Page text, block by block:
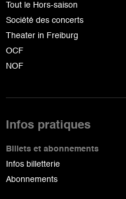
Tout le Hors-saison
Société des concerts
Theater in Freiburg
OCF
NOF
Infos pratiques
Billets et abonnements
Infos billetterie
Abonnements